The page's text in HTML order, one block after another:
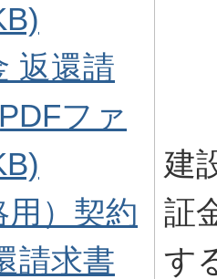
返還請
ファ
用）契約
請求書
建
証
す